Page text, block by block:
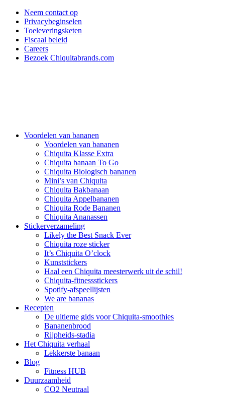
Neem contact op
Privacybeginselen
Toeleveringsketen
Fiscaal beleid
Careers
Bezoek Chiquitabrands.com
Voordelen van bananen
Voordelen van bananen
Chiquita Klasse Extra
Chiquita banaan To Go
Chiquita Biologisch bananen
Mini’s van Chiquita
Chiquita Bakbanaan
Chiquita Appelbananen
Chiquita Rode Bananen
Chiquita Ananassen
Stickerverzameling
Likely the Best Snack Ever
Chiquita roze sticker
It’s Chiquita O’clock
Kunststickers
Haal een Chiquita meesterwerk uit de schil!
Chiquita-fitnessstickers
Spotify-afspeellijsten
We are bananas
Recepten
De ultieme gids voor Chiquita-smoothies
Bananenbrood
Rijpheids-stadia
Het Chiquita verhaal
Lekkerste banaan
Blog
Fitness HUB
Duurzaamheid
CO2 Neutraal